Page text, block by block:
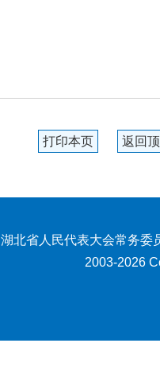
打印本页 返回
湖北省人民代表大会常务委
2003-2026